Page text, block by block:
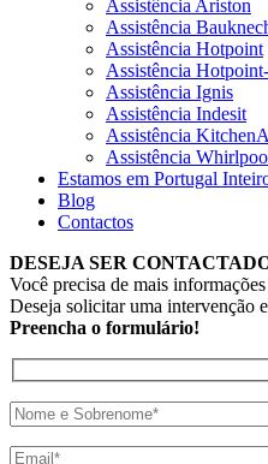
Assistência Ariston
Assistência
Assistência Hotpoint
Assistência
Assistência Ignis
Assistência Indesit
Assistência
Assistência
Estamos em Portugal
Blog
Contactos
DESEJA SER
Você precisa de mais
Deseja solicitar uma intervenção
Preencha o formulário!